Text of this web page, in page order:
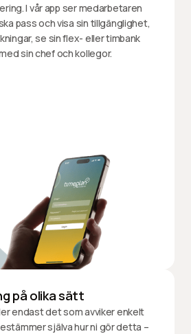
I vår app ser medarbetaren
pass och visa sin tillgänglighet,
se sin flex- eller timbank
sin chef och kollegor.
på olika sätt
endast det som avviker enkelt
själva hur ni gör detta –